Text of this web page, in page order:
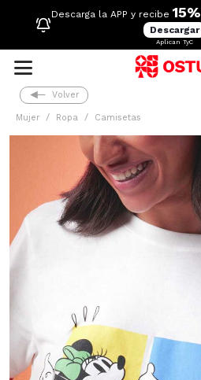
Descarga la APP y recibe 15%
Descargar
Aplican TyC
Volver
Mujer Ropa Camisetas